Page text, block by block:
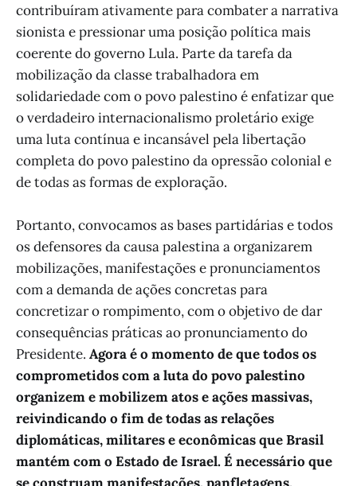
contribuíram ativamente para combater a narrativa
sionista e pressionar uma posição política mais
coerente do governo Lula. Parte da tarefa da
mobilização da classe trabalhadora em
solidariedade com o povo palestino é enfatizar que
o verdadeiro internacionalismo proletário exige
uma luta contínua e incansável pela libertação
completa do povo palestino da opressão colonial e
de todas as formas de exploração.
Portanto, convocamos as bases partidárias e todos
os defensores da causa palestina a organizarem
mobilizações, manifestações e pronunciamentos
com a demanda de ações concretas para
concretizar o rompimento, com o objetivo de dar
consequências práticas ao pronunciamento do
Presidente. Agora é o momento de que todos os
comprometidos com a luta do povo palestino
organizem e mobilizem atos e ações massivas,
reivindicando o fim de todas as relações
diplomáticas, militares e econômicas que Brasil
mantém com o Estado de Israel. É necessário que